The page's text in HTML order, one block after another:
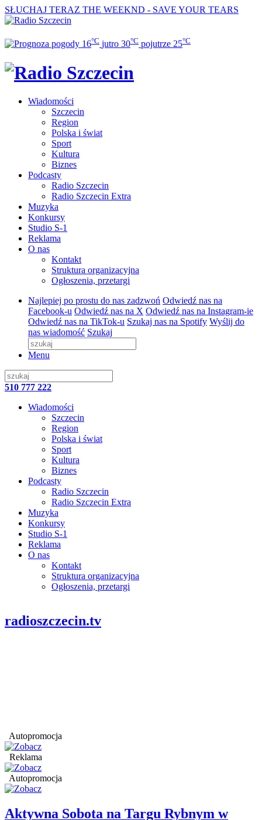
SŁUCHAJ TERAZ THE WEEKND - SAVE YOUR TEARS
16°C jutro 30°C pojutrze 25°C
Wiadomości
Szczecin
Region
Polska i świat
Sport
Kultura
Biznes
Podcasty
Radio Szczecin
Radio Szczecin Extra
Muzyka
Konkursy
Studio S-1
Reklama
O nas
Kontakt
Struktura organizacyjna
Ogłoszenia, przetargi
Najlepiej po prostu do nas zadzwoń Odwiedź nas na
Facebook-u Odwiedź nas na X Odwiedź nas na Instagram-ie
Odwiedź nas na TikTok-u Szukaj nas na Spotify Wyślij do
nas wiadomość Szukaj
Menu
510 777 222
Wiadomości
Szczecin
Region
Polska i świat
Sport
Kultura
Biznes
Podcasty
Radio Szczecin
Radio Szczecin Extra
Muzyka
Konkursy
Studio S-1
Reklama
O nas
Kontakt
Struktura organizacyjna
Ogłoszenia, przetargi
radioszczecin.tv
Autopromocja
Reklama
Autopromocja
Aktywna Sobota na Targu Rybnym w